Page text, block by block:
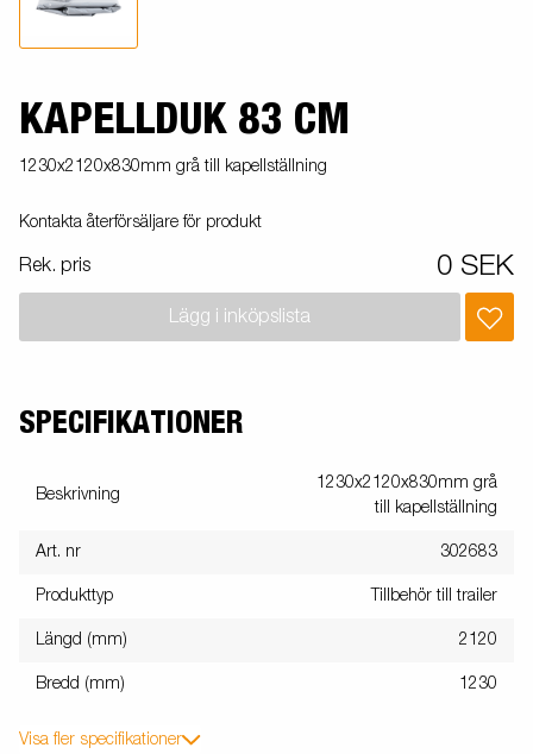
KAPELLDUK 83 CM
1230x2120x830mm grå till kapellställning
Kontakta återförsäljare för produkt
Rek. pris 0 SEK
Lägg i inköpslista
SPECIFIKATIONER
Beskrivning
1230x2120x830mm grå
till kapellställning
Art. nr 302683
Produkttyp Tillbehör till trailer
Längd (mm) 2120
Bredd (mm) 1230
Visa fler specifikationer